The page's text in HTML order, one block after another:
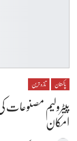
پاکستان تازہ ترین
امکان